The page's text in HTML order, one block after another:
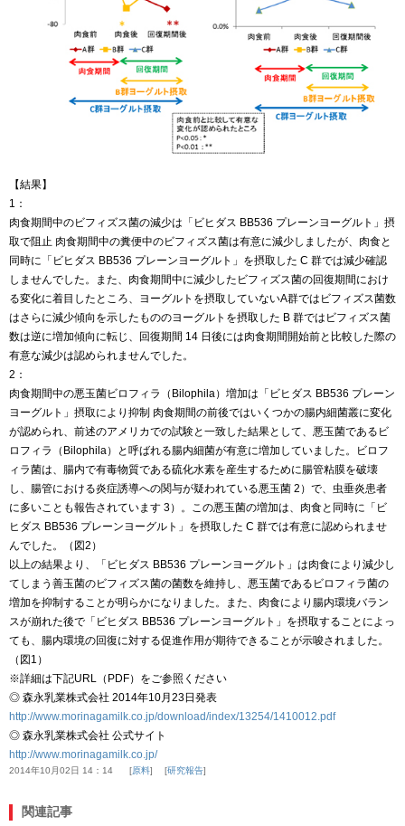
【結果】
1：
肉食期間中のビフィズス菌の減少は「ビヒダス BB536 プレーンヨーグルト」摂
取で阻止 肉食期間中の糞便中のビフィズス菌は有意に減少しましたが、肉食と
同時に「ビヒダス BB536 プレーンヨーグルト」を摂取した C 群では減少確認
しませんでした。また、肉食期間中に減少したビフィズス菌の回復期間におけ
る変化に着目したところ、ヨーグルトを摂取していないA群ではビフィズス菌数
はさらに減少傾向を示したもののヨーグルトを摂取した B 群ではビフィズス菌
数は逆に増加傾向に転じ、回復期間 14 日後には肉食期間開始前と比較した際の
有意な減少は認められませんでした。
2：
肉食期間中の悪玉菌ビロフィラ（Bilophila）増加は「ビヒダス BB536 プレーン
ヨーグルト」摂取により抑制 肉食期間の前後ではいくつかの腸内細菌叢に変化
が認められ、前述のアメリカでの試験と一致した結果として、悪玉菌であるビ
ロフィラ（Bilophila）と呼ばれる腸内細菌が有意に増加していました。ビロフ
ィラ菌は、腸内で有毒物質である硫化水素を産生するために腸管粘膜を破壊
し、腸管における炎症誘導への関与が疑われている悪玉菌 2）で、虫垂炎患者
に多いことも報告されています 3）。この悪玉菌の増加は、肉食と同時に「ビ
ヒダス BB536 プレーンヨーグルト」を摂取した C 群では有意に認められませ
んでした。（図2）
以上の結果より、「ビヒダス BB536 プレーンヨーグルト」は肉食により減少し
てしまう善玉菌のビフィズス菌の菌数を維持し、悪玉菌であるビロフィラ菌の
増加を抑制することが明らかになりました。また、肉食により腸内環境バラン
スが崩れた後で「ビヒダス BB536 プレーンヨーグルト」を摂取することによっ
ても、腸内環境の回復に対する促進作用が期待できることが示唆されました。
（図1）
※詳細は下記URL（PDF）をご参照ください
◎ 森永乳業株式会社 2014年10月23日発表
http://www.morinagamilk.co.jp/download/index/13254/1410012.pdf
◎ 森永乳業株式会社 公式サイト
http://www.morinagamilk.co.jp/
2014年10月02日 14：14 原料 研究報告
関連記事